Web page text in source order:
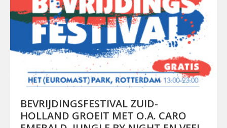
BEVRIJDINGSFESTIVAL ZUID-
HOLLAND GROEIT MET O.A. CARO